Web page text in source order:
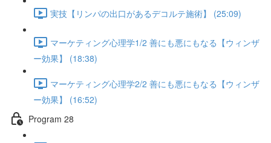
実技【リンパの出口があるデコルテ施術】 (25:09)
マーケティング心理学1/2 善にも悪にもなる【ウィンザ
ー効果】 (18:38)
マーケティング心理学2/2 善にも悪にもなる【ウィンザ
ー効果】 (16:52)
Program 28